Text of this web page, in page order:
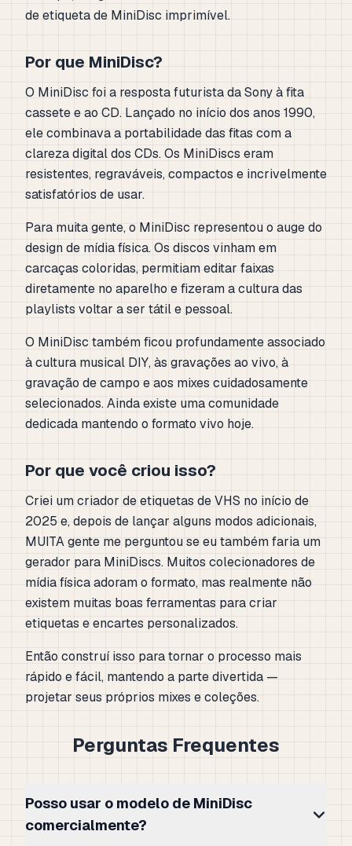
de etiqueta de MiniDisc imprimível.
Por que MiniDisc?
O MiniDisc foi a resposta futurista da Sony à fita
cassete e ao CD. Lançado no início dos anos 1990,
ele combinava a portabilidade das fitas com a
clareza digital dos CDs. Os MiniDiscs eram
resistentes, regraváveis, compactos e incrivelmente
satisfatórios de usar.
Para muita gente, o MiniDisc representou o auge do
design de mídia física. Os discos vinham em
carcaças coloridas, permitiam editar faixas
diretamente no aparelho e fizeram a cultura das
playlists voltar a ser tátil e pessoal.
O MiniDisc também ficou profundamente associado
à cultura musical DIY, às gravações ao vivo, à
gravação de campo e aos mixes cuidadosamente
selecionados. Ainda existe uma comunidade
dedicada mantendo o formato vivo hoje.
Por que você criou isso?
Criei um criador de etiquetas de VHS no início de
2025 e, depois de lançar alguns modos adicionais,
MUITA gente me perguntou se eu também faria um
gerador para MiniDiscs. Muitos colecionadores de
mídia física adoram o formato, mas realmente não
existem muitas boas ferramentas para criar
etiquetas e encartes personalizados.
Então construí isso para tornar o processo mais
rápido e fácil, mantendo a parte divertida —
projetar seus próprios mixes e coleções.
Perguntas Frequentes
Posso usar o modelo de MiniDisc
comercialmente?